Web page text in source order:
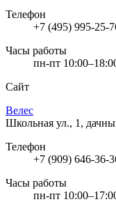
Телефон
+7 (495) 995-25-
Часы работы
пн-пт
Сайт
Велес
Школьная ул., 1,
Телефон
+7 (909) 646-36-
Часы работы
пн-пт